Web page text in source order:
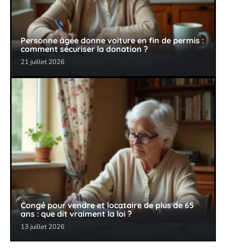
Personne âgée donne voiture en fin de permis :
comment sécuriser la donation ?
21 juillet 2026
Congé pour vendre et locataire de plus de 65
ans : que dit vraiment la loi ?
13 juillet 2026